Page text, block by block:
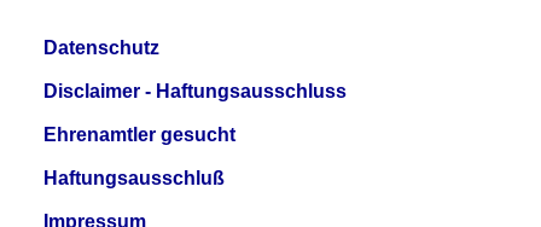
Datenschutz
Disclaimer - Haftungsausschluss
Ehrenamtler gesucht
Haftungsausschluß
Impressum